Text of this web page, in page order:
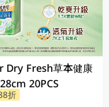
Dry Fresh草本健康
20PCS
折